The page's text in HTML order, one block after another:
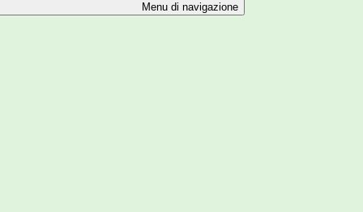
Menu di navigazione